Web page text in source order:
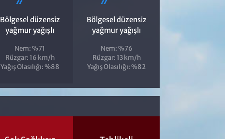
Bölgesel düzensiz
yağmur yağışlı
Nem: %71
Rüzgar: 16 km/h
Yağış Olasılığı: %88
Bölgesel düzensiz
yağmur yağışlı
Nem: %76
Rüzgar: 13 km/h
Yağış Olasılığı: %82